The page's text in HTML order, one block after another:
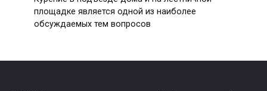
площадке является одной из наиболее
обсуждаемых тем вопросов